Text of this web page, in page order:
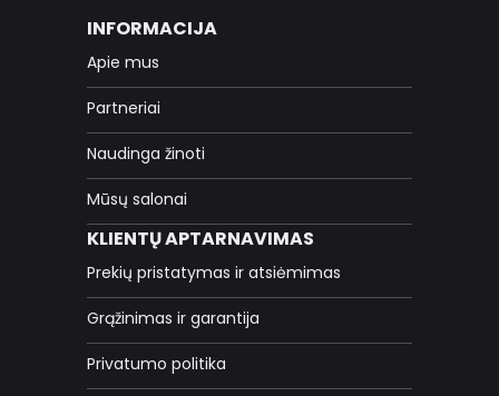
INFORMACIJA
Apie mus
Partneriai
Naudinga žinoti
Mūsų salonai
KLIENTŲ APTARNAVIMAS
Prekių pristatymas ir atsiėmimas
Grąžinimas ir garantija
Privatumo politika